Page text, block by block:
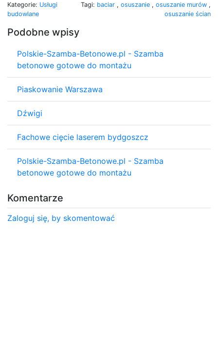
Kategorie: Usługi
budowlane
Tagi: baciar , osuszanie , osuszanie murów ,
osuszanie ścian
Podobne wpisy
Polskie-Szamba-Betonowe.pl - Szamba
betonowe gotowe do montażu
Piaskowanie Warszawa
Dźwigi
Fachowe cięcie laserem bydgoszcz
Polskie-Szamba-Betonowe.pl - Szamba
betonowe gotowe do montażu
Komentarze
Zaloguj się, by skomentować